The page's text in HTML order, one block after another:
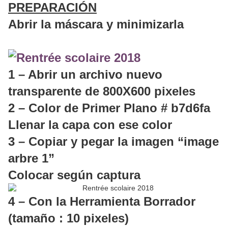
PREPARACIÓN
Abrir la máscara y minimizarla
1 – Abrir un archivo nuevo
transparente de 800X600 pixeles
2 – Color de Primer Plano # b7d6fa
Llenar la capa con ese color
3 – Copiar y pegar la imagen “image
arbre 1”
Colocar según captura
4 – Con la Herramienta Borrador
(tamaño : 10 pixeles)